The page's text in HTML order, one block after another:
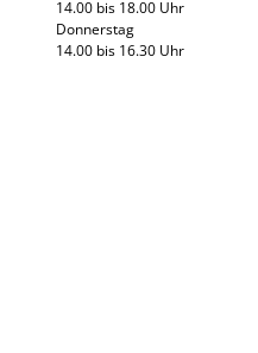
14.00 bis 18.00 Uhr
Donnerstag
14.00 bis 16.30 Uhr